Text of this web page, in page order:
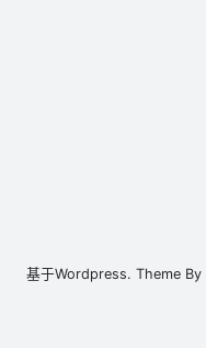
基于Wordpress. Theme By